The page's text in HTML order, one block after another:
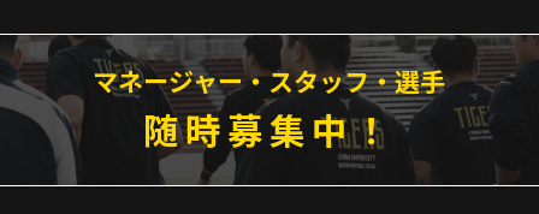
マネージャー・スタッフ・選手
随時募集中！